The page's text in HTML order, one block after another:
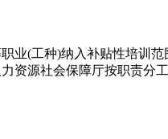
业(工种)纳入补贴性培训
资源社会保障厅按职责分工